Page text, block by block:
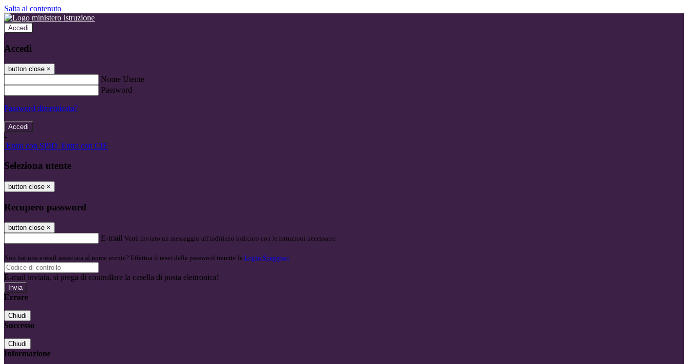
Salta al contenuto
Accedi
Accedi
button close ×
Nome Utente
Password
Password dimenticata?
-
Entra con SPID Entra con CIE
Seleziona utente
button close ×
Recupero password
button close ×
E-mail Verrà inviato un messaggio all'indirizzo indicato con le istruzioni necessarie.
Non hai una e-mail associata al nome utente? Effettua il reset della password tramite la Login Spaggiari
E-mail inviata, si prega di controllare la casella di posta elettronica!
Errore
Chiudi
Successo
Chiudi
Informazione